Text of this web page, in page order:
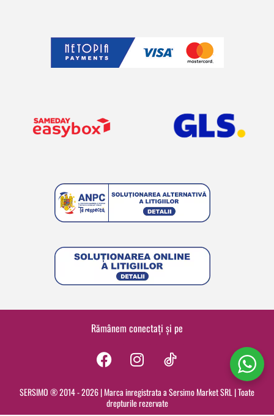
Rămânem conectați și pe
F
c
e
I
s
t
SERSIMO ® 2014 - 2026 | Marca inregistrata a Sersimo Market SRL | Toate
drepturile rezervate